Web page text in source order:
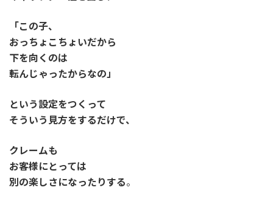
「この子、
おっちょこちょいだから
下を向くのは
転んじゃったからなの」
という設定をつくって
そういう見方をするだけで、
クレームも
お客様にとっては
別の楽しさになったりする。